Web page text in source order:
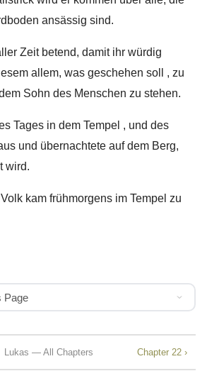
ansässig sind.
Zeit betend, damit ihr würdig
allem, was geschehen soll , zu
Sohn des Menschen zu stehen.
Tages in dem Tempel , und des
und übernachtete auf dem Berg,
wird.
kam frühmorgens im Tempel zu
Page
Lukas — All Chapters Chapter 22 ›